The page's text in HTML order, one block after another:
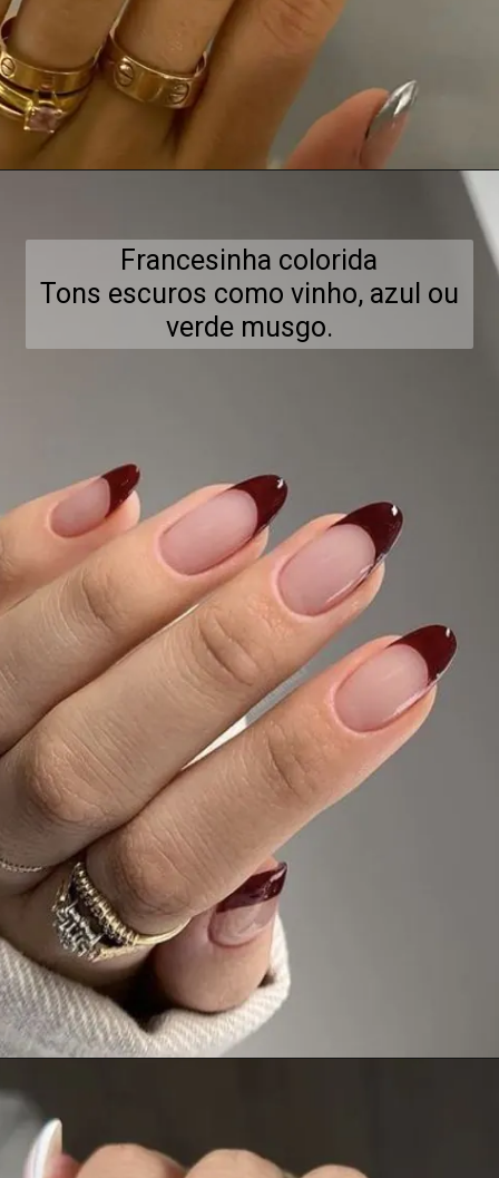
Francesinha colorida
Tons escuros como vinho, azul ou
verde musgo.